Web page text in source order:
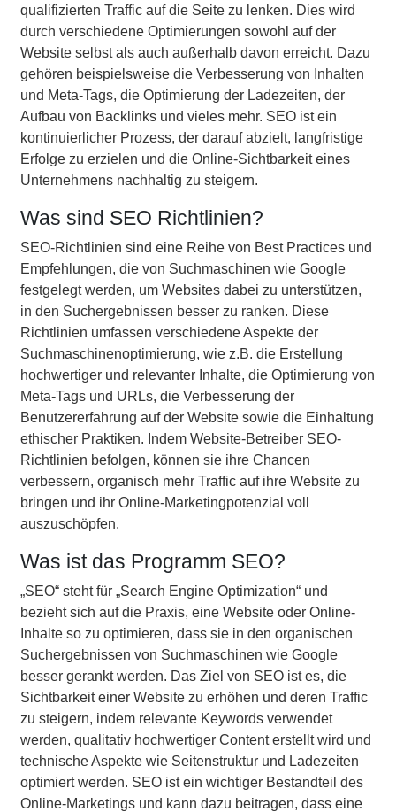
qualifizierten Traffic auf die Seite zu lenken. Dies wird
durch verschiedene Optimierungen sowohl auf der
Website selbst als auch außerhalb davon erreicht. Dazu
gehören beispielsweise die Verbesserung von Inhalten
und Meta-Tags, die Optimierung der Ladezeiten, der
Aufbau von Backlinks und vieles mehr. SEO ist ein
kontinuierlicher Prozess, der darauf abzielt, langfristige
Erfolge zu erzielen und die Online-Sichtbarkeit eines
Unternehmens nachhaltig zu steigern.
Was sind SEO Richtlinien?
SEO-Richtlinien sind eine Reihe von Best Practices und
Empfehlungen, die von Suchmaschinen wie Google
festgelegt werden, um Websites dabei zu unterstützen,
in den Suchergebnissen besser zu ranken. Diese
Richtlinien umfassen verschiedene Aspekte der
Suchmaschinenoptimierung, wie z.B. die Erstellung
hochwertiger und relevanter Inhalte, die Optimierung von
Meta-Tags und URLs, die Verbesserung der
Benutzererfahrung auf der Website sowie die Einhaltung
ethischer Praktiken. Indem Website-Betreiber SEO-
Richtlinien befolgen, können sie ihre Chancen
verbessern, organisch mehr Traffic auf ihre Website zu
bringen und ihr Online-Marketingpotenzial voll
auszuschöpfen.
Was ist das Programm SEO?
„SEO“ steht für „Search Engine Optimization“ und
bezieht sich auf die Praxis, eine Website oder Online-
Inhalte so zu optimieren, dass sie in den organischen
Suchergebnissen von Suchmaschinen wie Google
besser gerankt werden. Das Ziel von SEO ist es, die
Sichtbarkeit einer Website zu erhöhen und deren Traffic
zu steigern, indem relevante Keywords verwendet
werden, qualitativ hochwertiger Content erstellt wird und
technische Aspekte wie Seitenstruktur und Ladezeiten
optimiert werden. SEO ist ein wichtiger Bestandteil des
Online-Marketings und kann dazu beitragen, dass eine